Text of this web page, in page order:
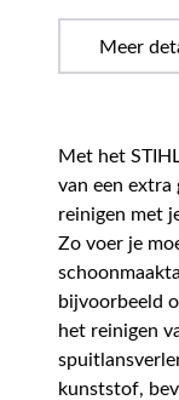
Met het
van een
reinigen met
Zo voer je
bijvoorbeeld
het reinigen
kunststof,